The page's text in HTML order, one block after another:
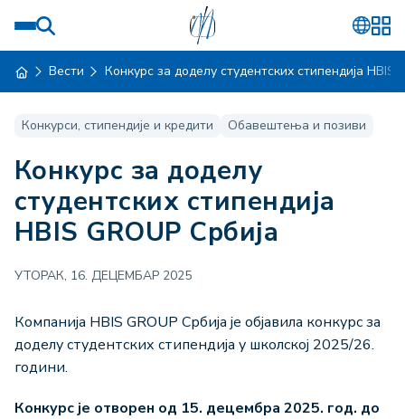
Вести Конкурс за доделу студентских стипендија HBIS
Конкурси, стипендије и кредити Обавештења и позиви
Конкурс за доделу
студентских стипендија
HBIS GROUP Србија
УТОРАК, 16. ДЕЦЕМБАР 2025
Компанија HBIS GROUP Србија је објавила конкурс за
доделу студентских стипендија у школској 2025/26.
години.
Конкурс је отворен од 15. децембра 2025. год. до